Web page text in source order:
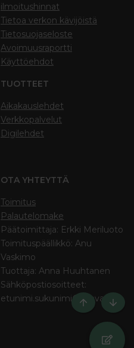
ilmoitushinnat
Tietoa verkon kävijöistä
Tietosuojaseloste
Avoimuusraportti
Käyttöehdot
TUOTTEET
Aikakauslehdet
Verkkopalvelut
Digilehdet
OTA YHTEYTTÄ
Toimitus
Palautelomake
Päätoimittaja: Erkki Meriluoto
Toimituspäällikkö: Anu
Vaskimo
Tuottaja: Anna Huuhtanen
Sähköpostiosoitteet:
etunimi.sukunimi@otava.fi
Ylös